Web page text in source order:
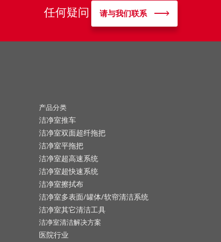
任何疑问 请与我们联系
产品分类
洁净室推车
洁净室双面超纤拖把
洁净室平拖把
洁净室超高速系统
洁净室超快速系统
洁净室擦拭布
洁净室多表面/罐体/软帘清洁系统
洁净室其它清洁工具
洁净室清洁解决方案
医院行业